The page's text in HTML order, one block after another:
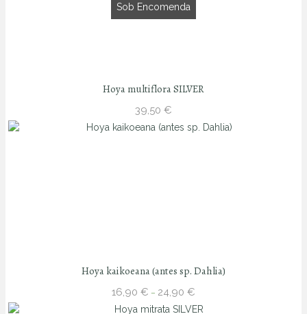
Sob Encomenda
Hoya multiflora SILVER
39,50 €
Hoya kaikoeana (antes sp. Dahlia)
16,90 € – 24,90 €